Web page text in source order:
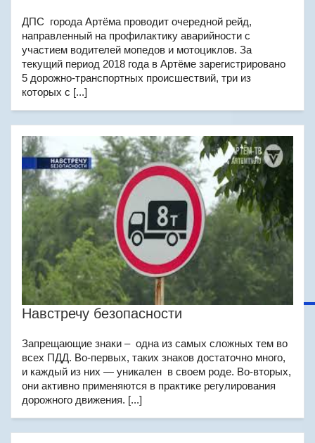
ДПС города Артёма проводит очередной рейд,
направленный на профилактику аварийности с
участием водителей мопедов и мотоциклов. За
текущий период 2018 года в Артёме зарегистрировано
5 дорожно-транспортных происшествий, три из
которых с [...]
Навстречу безопасности
Запрещающие знаки – одна из самых сложных тем во
всех ПДД. Во-первых, таких знаков достаточно много,
и каждый из них — уникален в своем роде. Во-вторых,
они активно применяются в практике регулирования
дорожного движения. [...]